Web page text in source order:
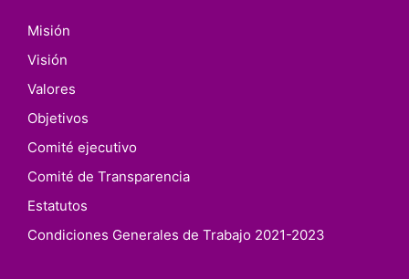
Misión
Visión
Valores
Objetivos
Comité ejecutivo
Comité de Transparencia
Estatutos
Condiciones Generales de Trabajo 2021-2023